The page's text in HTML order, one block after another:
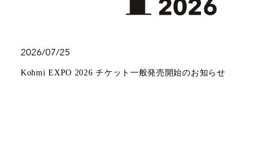
2026/07/25
Kohmi EXPO 2026 チケット一般発売開始のお知らせ